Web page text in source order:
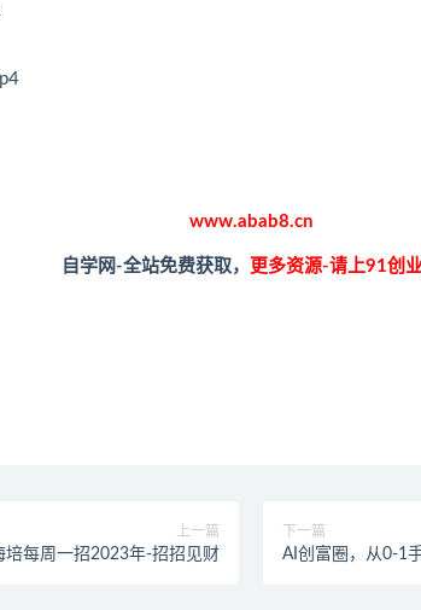
www.abab8.cn
自学网-全站免费获取， 更多资源-请上91创
上一篇
培每周一招2023年-招招见财
下一篇
AI创富圈，从0-1